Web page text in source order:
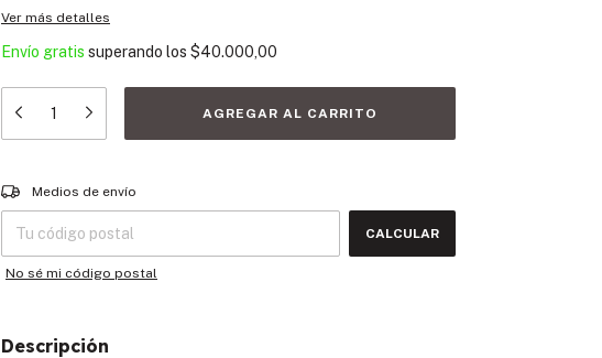
Ver más detalles
Envío gratis superando los $40.000,00
Entregas para el CP:
Medios de envío
CALCULAR
No sé mi código postal
Descripción